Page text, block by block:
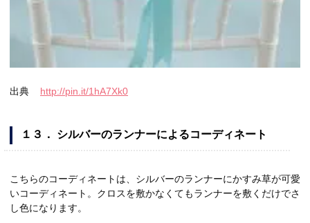
出典 http://pin.it/1hA7Xk0
１３． シルバーのランナーによるコーディネート
こちらのコーディネートは、シルバーのランナーにかすみ草が可愛
いコーディネート。クロスを敷かなくてもランナーを敷くだけでさ
し色になります。